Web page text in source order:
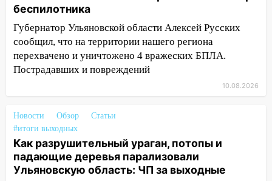
диспансеризации у 26-летнего парня
07:00 Прохладная ночь и ветреный
день: прогноз погоды в Ульяновске 10
августа
парализовали Ульяновскую область: ЧП
за выходные
05:50 Пять украденных лошадей и
смертельная драка
беспилотника
Губернатор Ульяновской области Алексей Русских
сообщил, что на территории нашего региона
перехвачено и уничтожено 4 вражеских БПЛА.
Пострадавших и повреждений
10.08.2026
Новости Обзор
Статьи
#итоги выходных
Как разрушительный ураган, потопы и
падающие деревья парализовали
Ульяновскую область: ЧП за выходные